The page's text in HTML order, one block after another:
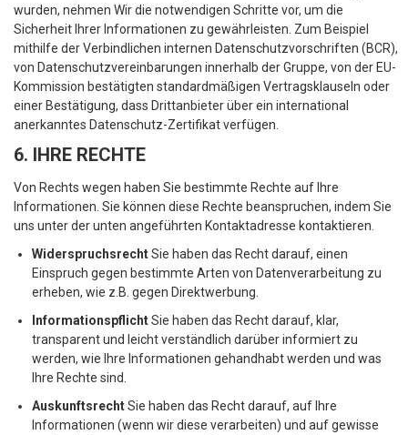
wurden, nehmen Wir die notwendigen Schritte vor, um die
Sicherheit Ihrer Informationen zu gewährleisten. Zum Beispiel
mithilfe der Verbindlichen internen Datenschutzvorschriften (BCR),
von Datenschutzvereinbarungen innerhalb der Gruppe, von der EU-
Kommission bestätigten standardmäßigen Vertragsklauseln oder
einer Bestätigung, dass Drittanbieter über ein international
anerkanntes Datenschutz-Zertifikat verfügen.
6. IHRE RECHTE
Von Rechts wegen haben Sie bestimmte Rechte auf Ihre
Informationen. Sie können diese Rechte beanspruchen, indem Sie
uns unter der unten angeführten Kontaktadresse kontaktieren.
WiderspruchsrechtSie haben das Recht darauf, einen
Einspruch gegen bestimmte Arten von Datenverarbeitung zu
erheben, wie z.B. gegen Direktwerbung.
InformationspflichtSie haben das Recht darauf, klar,
transparent und leicht verständlich darüber informiert zu
werden, wie Ihre Informationen gehandhabt werden und was
Ihre Rechte sind.
AuskunftsrechtSie haben das Recht darauf, auf Ihre
Informationen (wenn wir diese verarbeiten) und auf gewisse